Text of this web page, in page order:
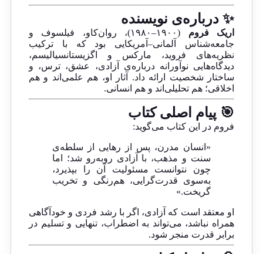
✨ درباره‌ی نویسنده
اریک فروم
(۱۹۰۰–۱۹۸۰)، روان‌کاو، فیلسوف و
جامعه‌شناس آلمانی–آمریکایی بود که با ترکیب
نظریه‌های فروید، مارکس و اگزیستانسیالیسم،
دیدگاه‌هایی نوآورانه درباره‌ی آزادی، عشق، ترس، و
ساختار شخصیت ارائه داد. آثار او، هم علمی‌اند و هم
اخلاقی؛ هم تحلیلی‌اند و هم انسانی.
🎯 پیام اصلی کتاب
فروم در این کتاب می‌گوید:
«انسان مدرن، پس از رهایی از سلطه‌ی
سنت و مذهب، با آزادی روبه‌رو شد؛ اما
چون نتوانست مسئولیت آن را بپذیرد،
به‌سوی قدرت‌گرایی، هم‌رنگی و تخریب
گریخت.»
او معتقد است که آزادی، اگر با رشد فردی و خودآگاهی
همراه نباشد، می‌تواند به اضطراب، تنهایی و تسلیم در
برابر قدرت منجر شود.